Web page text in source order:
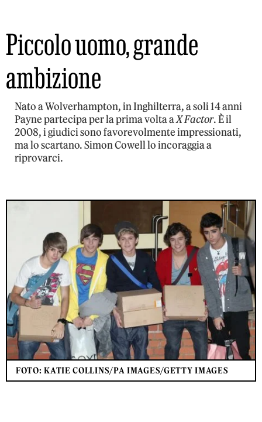
Piccolo uomo, grande
ambizione
Nato a Wolverhampton, in Inghilterra, a soli 14 anni
Payne partecipa per la prima volta aX Factor. È il
2008, i giudici sono favorevolmente impressionati,
ma lo scartano. Simon Cowell lo incoraggia a
riprovarci.
FOTO: KATIE COLLINS/PA IMAGES/GETTY IMAGES